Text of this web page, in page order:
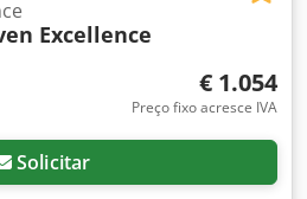
Excellence
€ 1.054
Preço fixo acresce IVA
Solicitar